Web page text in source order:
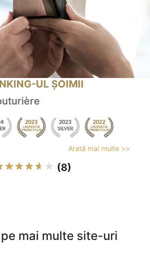
UL ȘOIMII
Arată mai multe >>
(8)
mai multe site-uri